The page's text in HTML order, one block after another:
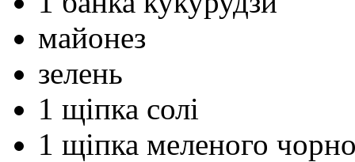
майонез
зелень
1 щіпка солі
1 щіпка меленого